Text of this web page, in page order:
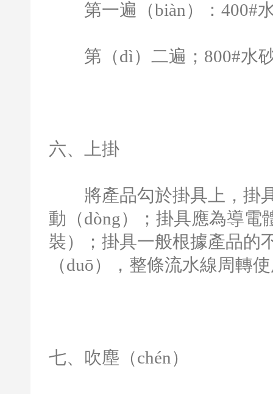
第一遍（biàn）： 400#
第（dì）二遍； 800#水
六、上掛
將產品勾於掛具上，掛具
動（dòng）；掛具應為導電
裝）；掛具一般根據產品的
（duō），整條流水線周轉
七、吹塵（chén）